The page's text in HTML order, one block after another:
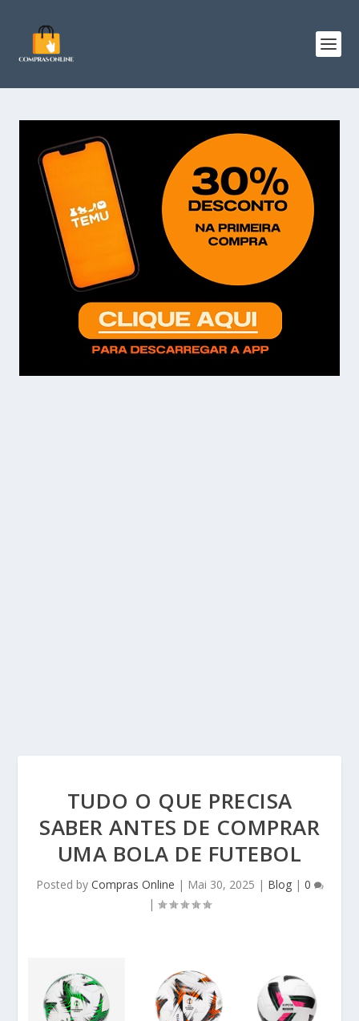
TUDO O QUE PRECISA
SABER ANTES DE COMPRAR
UMA BOLA DE FUTEBOL
Posted by Compras Online | Mai 30, 2025 | Blog| 0
|